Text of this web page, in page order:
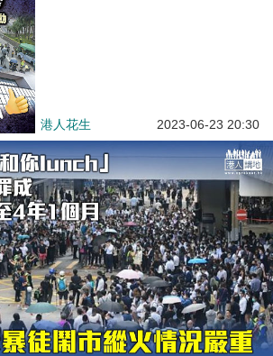
港人花生 2023-06-23 20:30